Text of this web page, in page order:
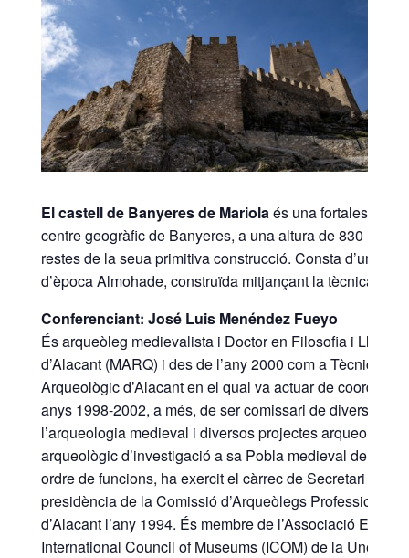
El castell de Banyeres de Mariolaés una fortalesa
centre geogràfic de Banyeres, a una altura de 830
restes de la seua primitiva construcció. Consta d’una
d’època Almohade, construïda mitjançant la tècnica
Conferenciant: José Luis Menéndez Fueyo
És arqueòleg medievalista i Doctor en Filosofia i
d’Alacant (MARQ) i des de l’any 2000 com a Tècnic
Arqueològic d’Alacant en el qual va actuar de
anys 1998-2002, a més, de ser comissari de diverses
l’arqueologia medieval i diversos projectes
arqueològic d’investigació a sa Pobla medieval de
ordre de funcions, ha exercit el càrrec de Secretari
presidència de la Comissió d’Arqueòlegs
d’Alacant l’any 1994. És membre de l’Associació
International Council of Museums (ICOM) de la Unesco.